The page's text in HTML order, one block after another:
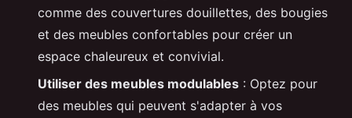
comme des couvertures douillettes, des bougies
et des meubles confortables pour créer un
espace chaleureux et convivial.
Utiliser des meubles modulables : Optez pour
des meubles qui peuvent s'adapter à vos